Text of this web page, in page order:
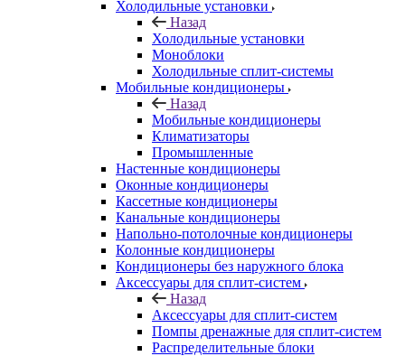
Холодильные установки
Назад
Холодильные установки
Моноблоки
Холодильные сплит-системы
Мобильные кондиционеры
Назад
Мобильные кондиционеры
Климатизаторы
Промышленные
Настенные кондиционеры
Оконные кондиционеры
Кассетные кондиционеры
Канальные кондиционеры
Напольно-потолочные кондиционеры
Колонные кондиционеры
Кондиционеры без наружного блока
Аксессуары для сплит-систем
Назад
Аксессуары для сплит-систем
Помпы дренажные для сплит-систем
Распределительные блоки